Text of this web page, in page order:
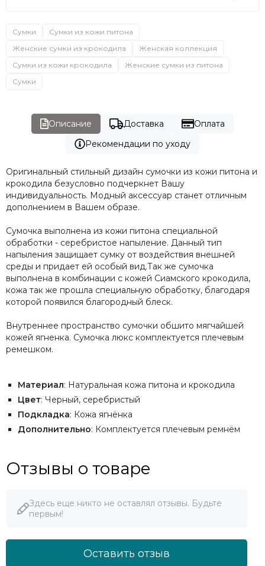
Сумки
Сумки из кожи питона
Женские сумки из крокодила
Женская коллекция
Сумки из кожи крокодила
Женские сумки из питона
Сумки
Описание Доставка
Оплата
Рекомендации по уходу
Оригинальный стильный дизайн сумочки из кожи питона и
крокодила безусловно подчеркнет Вашу
индивидуальность. Модный аксессуар станет отличным
дополнением в Вашем образе.
Сумочка выполнена из кожи питона специальной
обработки - серебристое напыление. Данный тип
напыления защищает сумку от воздействия внешней
среды и придает ей особый вид.Так же сумочка
выполнена в комбинации с кожей Сиамского крокодила,
кожа так же прошла специальную обработку, благодаря
которой появился благородный блеск.
Внутреннее пространство сумочки обшито мягчайшей
кожей ягненка. Сумочка люкс комплектуется плечевым
ремешком.
Материал: Натуральная кожа питона и крокодила
Цвет: Черный, серебристый
Подкладка: Кожа ягнёнка
Дополнительно: Комплектуется плечевым ремнём
Отзывы о товаре
Здесь еще никто не оставлял отзывы. Будьте
первым!
Оставить отзыв